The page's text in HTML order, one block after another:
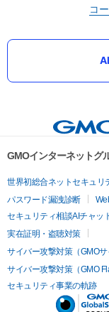
コ
GMOインターネットグ
世界初総合ネットセキュリ
パスワード漏洩診断
セキュリティ相談AIチャッ
実在証明・盗聴対策
サイバー攻撃対策（GMO
サイバー攻撃対策（GMO
セキュリティ事業の軌跡